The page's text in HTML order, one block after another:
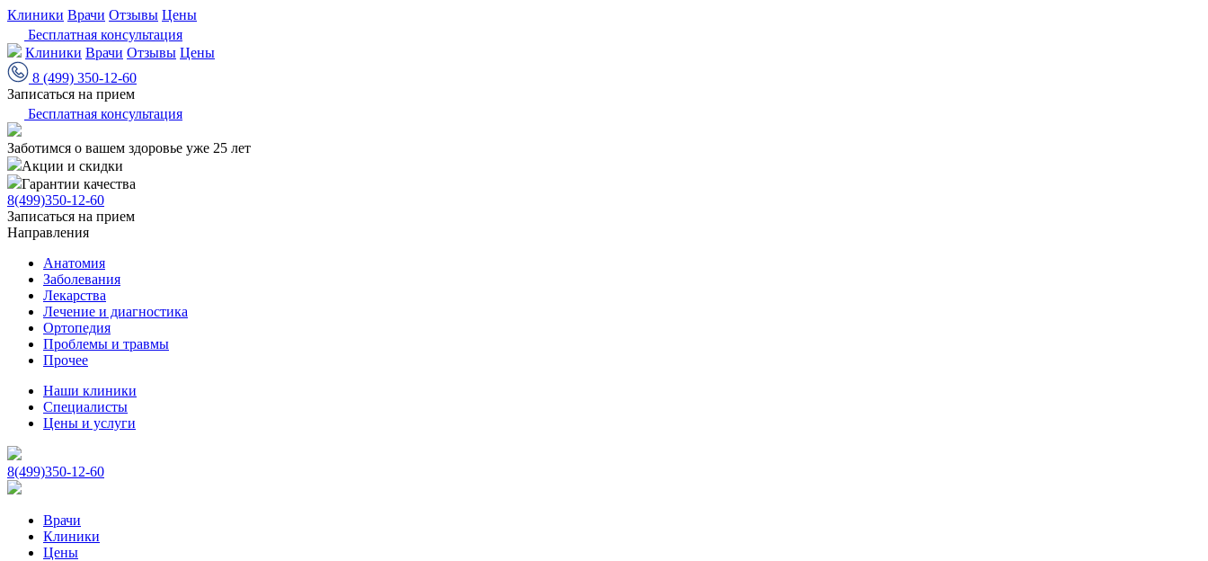
Клиники Врачи Отзывы Цены
Бесплатная консультация
Клиники Врачи Отзывы Цены
8 (499) 350-12-60
Записаться на прием
Бесплатная консультация
Заботимся о вашем здоровье уже 25 лет
Акции и скидки
Гарантии качества
8(499)350-12-60
Записаться на прием
Направления
Анатомия
Заболевания
Лекарства
Лечение и диагностика
Ортопедия
Проблемы и травмы
Прочее
Наши клиники
Специалисты
Цены и услуги
8(499)350-12-60
Врачи
Клиники
Цены